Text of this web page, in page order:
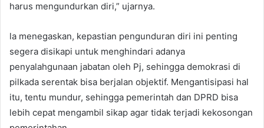
harus mengundurkan diri,” ujarnya.
la menegaskan, kepastian pengunduran diri ini penting
segera disikapi untuk menghindari adanya
penyalahgunaan jabatan oleh Pj, sehingga demokrasi di
pilkada serentak bisa berjalan objektif. Mengantisipasi hal
itu, tentu mundur, sehingga pemerintah dan DPRD bisa
lebih cepat mengambil sikap agar tidak terjadi kekosongan